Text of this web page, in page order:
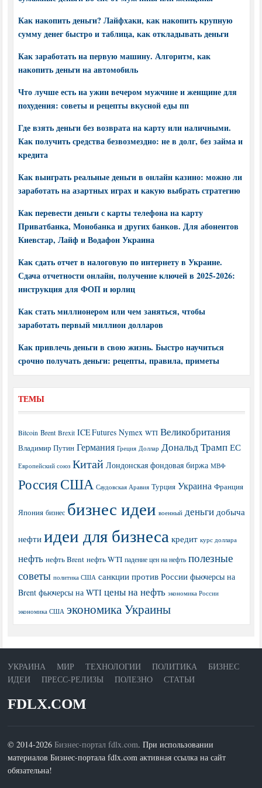
Как накопить деньги? Лайфхаки, как накопить крупную
сумму денег быстро и таблица, как откладывать деньги
Как заработать на первую машину. Алгоритм, как
накопить деньги на автомобиль
Что лучше есть на ужин вечером мужчине и женщине для
похудения: советы и рецепты вкусной еды пп
Где взять деньги без возврата на карту или наличными.
Как получить средства безвозмездно: не в долг, без займа и
кредита
Как выиграть реальные деньги в онлайн казино: можно ли
заработать на азартных играх и какую выбрать стратегию
Как перевести деньги с карты телефона на карту
Приватбанка, Монобанка и других банков. Для абонентов
Киевстар, Лайф и Водафон Украина
Как сдать отчет в налоговую по интернету в Украине.
Сдача отчетности онлайн, получение ключей в 2025-2026:
инструкция для ФОП и юрлиц
Как стать миллионером или чем заняться, чтобы
заработать первый миллион долларов
Как привлечь деньги в свою жизнь. Быстро научиться
срочно получать деньги: рецепты, правила, приметы
ТЕМЫ
Bitcoin Brent Brexit ICE Futures Nymex WTI Великобритания
Владимир Путин Германия Греция Доллар Дональд Трамп ЕС
Европейский союз Китай Лондонская фондовая биржа МВФ
РоссияСША Саудовская Аравия Турция Украина Франция
Япония бизнес бизнес идеи военный деньги добыча
нефти идеи для бизнеса кредит курс доллара
нефть нефть Brent нефть WTI падение цен на нефть полезные
советы политика США санкции против России фьючерсы на
Brent фьючерсы на WTI цены на нефть экономика России
экономика США экономика Украины
УКРАИНА МИР ТЕХНОЛОГИИ ПОЛИТИКА
БИЗНЕС
ИДЕИ
ПРЕСС-РЕЛИЗЫ ПОЛЕЗНО СТАТЬИ
FDLX.COM
© 2014-2026 Бизнес-портал fdlx.com. При использовании
материалов Бизнес-портала fdlx.com активная ссылка на сайт
обязательна!